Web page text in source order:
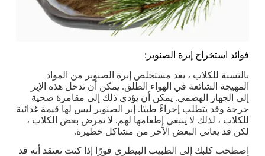
فوائد استخراج إبرة الصنوبر:
بالنسبة للكلاب ، يعد مستخلص إبرة الصنوبر من المواد
المهيجة الشائعة في الهواء الطلق. يمكن أن تدخل هذه الإبر
إلى الجهاز الهضمي. يمكن أن يؤدي ذلك إلى مقامرة صحية
حرجة وقد يتطلب إجراءً طبيًا. إبر الصنوبر ليس لها قيمة غذائية
للكلاب ، لذلك لا ينبغي إطعامها لهم. لا تمرض بعض الكلاب ،
لكن قد يعاني البعض الآخر من مشاكل خطيرة.
اصطحب كلبك إلى الطبيب البيطري فورًا إذا كنت تعتقد أنه قد